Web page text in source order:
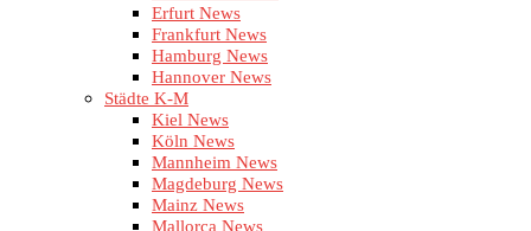
Erfurt News
Frankfurt News
Hamburg News
Hannover News
Städte K-M
Kiel News
Köln News
Mannheim News
Magdeburg News
Mainz News
Mallorca News